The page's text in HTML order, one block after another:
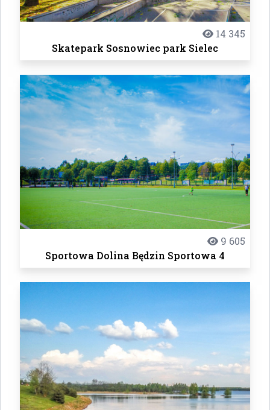
14 345
Skatepark Sosnowiec park Sielec
9 605
Sportowa Dolina Będzin Sportowa 4